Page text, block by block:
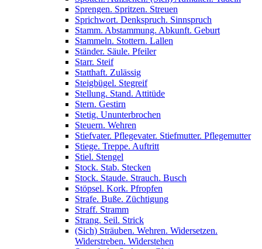
Sprengen. Spritzen. Streuen
Sprichwort. Denkspruch. Sinnspruch
Stamm. Abstammung. Abkunft. Geburt
Stammeln. Stottern. Lallen
Ständer. Säule. Pfeiler
Starr. Steif
Statthaft. Zulässig
Steigbügel. Stegreif
Stellung. Stand. Attitüde
Stern. Gestirn
Stetig. Ununterbrochen
Steuern. Wehren
Stiefvater. Pflegevater. Stiefmutter. Pflegemutter
Stiege. Treppe. Auftritt
Stiel. Stengel
Stock. Stab. Stecken
Stock. Staude. Strauch. Busch
Stöpsel. Kork. Pfropfen
Strafe. Buße. Züchtigung
Straff. Stramm
Strang. Seil. Strick
(Sich) Sträuben. Wehren. Widersetzen.
Widerstreben. Widerstehen